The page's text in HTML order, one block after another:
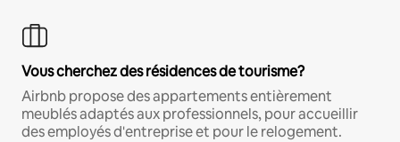
Vous cherchez des résidences de tourisme?
Airbnb propose des appartements entièrement
meublés adaptés aux professionnels, pour accueillir
des employés d'entreprise et pour le relogement.